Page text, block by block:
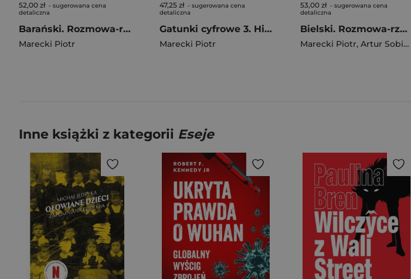
52,00 zł - sugerowana cena
detaliczna
Barański. Rozmowa-rzeka
Marecki Piotr
47,25 zł - sugerowana cena
detaliczna
Gatunki cyfrowe 3. Historie mówione
Marecki Piotr
53,00 zł - sugerowana cena
detaliczna
Bielski. Rozmowa-rzeka
Marecki Piotr, Artur Sobiela
Inne książki z kategorii Eseje